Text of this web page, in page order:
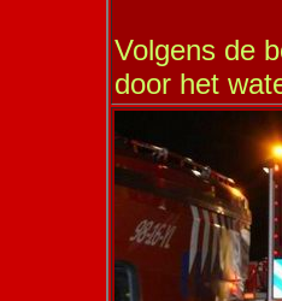
Volgens de
door het